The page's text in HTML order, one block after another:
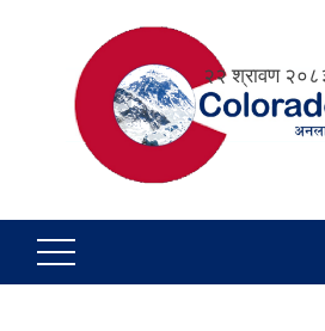
२२ श्रावण